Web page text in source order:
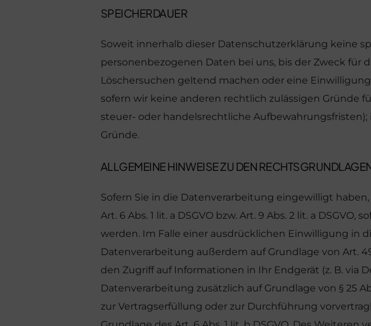
SPEICHERDAUER
Soweit innerhalb dieser Datenschutzerklärung keine
personenbezogenen Daten bei uns, bis der Zweck
Löschersuchen geltend machen oder eine
sofern wir keine anderen rechtlich zulässigen Gründe
steuer- oder handelsrechtliche
Gründe.
ALLGEMEINE HINWEISE ZU DEN
Sofern Sie in die Datenverarbeitung eingewilligt
Art. 6 Abs. 1 lit. a DSGVO bzw. Art. 9 Abs. 2 lit. a
werden. Im Falle einer ausdrücklichen Einwilligung in
Datenverarbeitung außerdem auf Grundlage von Art.
den Zugriff auf Informationen in Ihr Endgerät (z. B.
Datenverarbeitung zusätzlich auf Grundlage von § 25
zur Vertragserfüllung oder zur Durchführung